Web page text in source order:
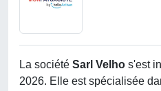
La société Sarl Velho s'est
2026. Elle est spécialisée